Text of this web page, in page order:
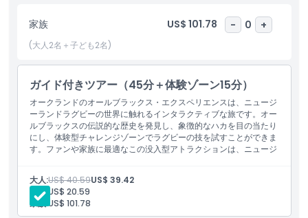
れないものにしましょう。チームの豊かな歴史を学んだり、インタ
ラクティブな展示に参加したり、このユニークなアトラクションの
エネルギーに浸ったり、どれも忘れられない冒険になるでしょう。
ハイライト
含まれるもの
除外事項
家族 US$ 101.78 - 0 +
(大人2名＋子ども2名)
ガイド付きツアー（45分＋体験ゾーン15分）
オークランドのオールブラックス・エクスペリエンスは、ニュージ
ーランドラグビーの世界に触れるインタラクティブな旅です。オー
ルブラックスの伝説的な歴史を発見し、象徴的なハカを目の当たり
にし、体験型チャレンジゾーンでラグビーの技を試すことができま
す。ファンや家族に最適なこの没入型アトラクションは、ニュージ
大人:US$ 40.59US$ 39.42
子供: US$ 20.59
家族: US$ 101.78